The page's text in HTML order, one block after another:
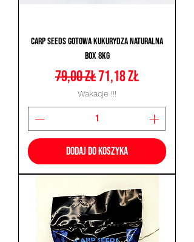
Carp Seeds Gotowa Kukurydza Naturalna
Box 8kg
Regularna cena
79,00 złCena rabatowa
71,18 zł
Wakacje !!!
Dodaj do koszyka